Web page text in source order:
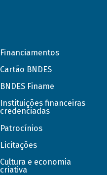
Financiamentos
Cartão BNDES
BNDES Finame
Instituições financeiras
credenciadas
Patrocínios
Licitações
Cultura e economia
criativa